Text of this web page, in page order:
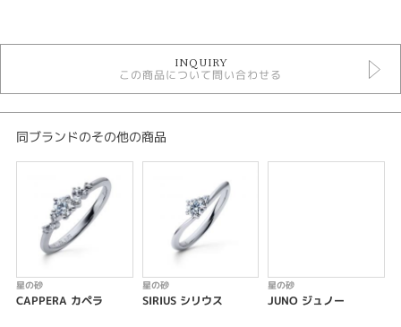
セットリング
デザイン
セットリング キュート
レディース
INQUIRY
この商品について問い合わせる
同ブランドのその他の商品
星の砂
CAPPERA カペラ
星の砂
SIRIUS シリウス
星の砂
JUNO ジュノー